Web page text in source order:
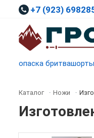
+7 (923)
опаска бритвашорты
Каталог - Ножи -